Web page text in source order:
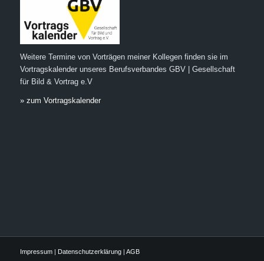
Weitere Termine von Vorträgen meiner Kollegen finden sie im
Vortragskalender unseres Berufsverbandes GBV | Gesellschaft
für Bild & Vortrag e.V
» zum Vortragskalender
Impressum| Datenschutzerklärung| AGB